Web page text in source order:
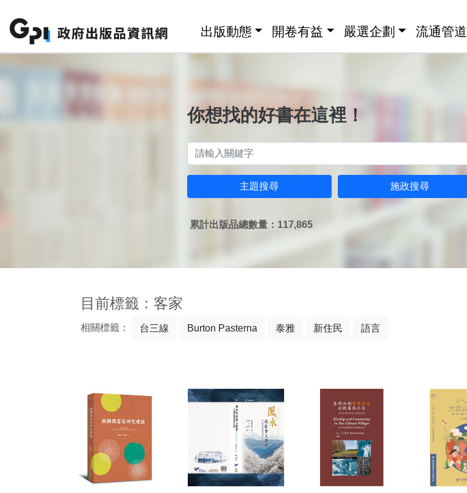
出版動態 開卷有益 嚴選企劃 流通管道
你想找的好書在這裡！
主題搜尋 施政搜尋
累計出版品總數量：117,865
目前標籤：客家
相關標籤： 台三線 Burton Pasterna 泰雅 新住民 語言